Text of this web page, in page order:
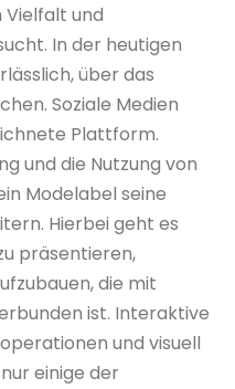
Vielfalt und
In der heutigen
über das
Soziale Medien
Plattform.
und die Nutzung von
Modelabel seine
Hierbei geht es
präsentieren,
die mit
ist. Interaktive
und visuell
einige der